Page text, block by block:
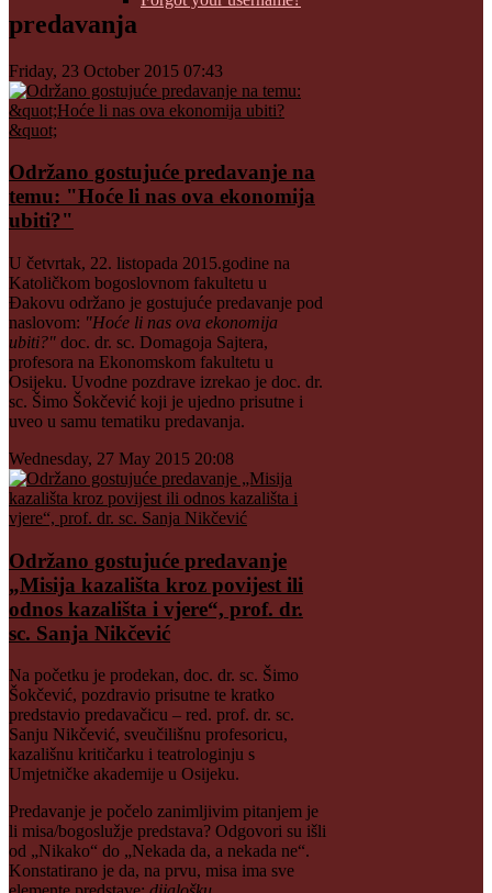
predavanja
Friday, 23 October 2015 07:43
Održano gostujuće predavanje na
temu: "Hoće li nas ova ekonomija
ubiti?"
U četvrtak, 22. listopada 2015.godine na
Katoličkom bogoslovnom fakultetu u
Đakovu održano je gostujuće predavanje pod
naslovom: "Hoće li nas ova ekonomija
ubiti?" doc. dr. sc. Domagoja Sajtera,
profesora na Ekonomskom fakultetu u
Osijeku. Uvodne pozdrave izrekao je doc. dr.
sc. Šimo Šokčević koji je ujedno prisutne i
uveo u samu tematiku predavanja.
Wednesday, 27 May 2015 20:08
Održano gostujuće predavanje
„Misija kazališta kroz povijest ili
odnos kazališta i vjere“, prof. dr.
sc. Sanja Nikčević
Na početku je prodekan, doc. dr. sc. Šimo
Šokčević, pozdravio prisutne te kratko
predstavio predavačicu – red. prof. dr. sc.
Sanju Nikčević, sveučilišnu profesoricu,
kazališnu kritičarku i teatrologinju s
Umjetničke akademije u Osijeku.
Predavanje je počelo zanimljivim pitanjem je
li misa/bogoslužje predstava? Odgovori su išli
od „Nikako“ do „Nekada da, a nekada ne“.
Konstatirano je da, na prvu, misa ima sve